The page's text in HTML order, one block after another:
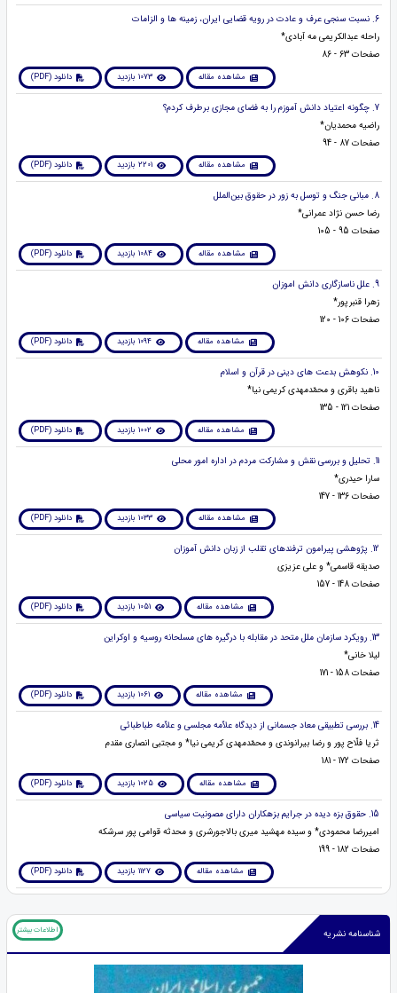
6. نسبت سنجی عرف و عادت در رویه قضایی ایران، زمینه ها و الزامات
راحله عبدالکریمی مه آبادی*
صفحات 63 - 86
مشاهده مقاله 1073 بازدید دانلود (PDF)
7. چگونه اعتیاد دانش آموزم را به فضای مجازی برطرف کردم؟
راضیه محمدیان*
صفحات 87 - 94
مشاهده مقاله 2201 بازدید دانلود (PDF)
8. مبانی جنگ و توسل به زور در حقوق بین‌الملل
رضا حسن نژاد عمرانی*
صفحات 95 - 105
مشاهده مقاله 1084 بازدید دانلود (PDF)
9. علل ناسازگاری دانش اموزان
زهرا قنبرپور*
صفحات 106 - 120
مشاهده مقاله 1094 بازدید دانلود (PDF)
10. نکوهش بدعت های دینی در قرآن و اسلام
ناهید باقری و محمّدمهدی کریمی نیا*
صفحات 121 - 135
مشاهده مقاله 1002 بازدید دانلود (PDF)
11. تحلیل و بررسی نقش و مشارکت مردم در اداره امور محلی
سارا حیدری*
صفحات 136 - 147
مشاهده مقاله 1033 بازدید دانلود (PDF)
12. پژوهشی پیرامون ترفندهای تقلب از زبان دانش آموزان
صدیقه قاسمی* و علی عزیزی
صفحات 148 - 157
مشاهده مقاله 1051 بازدید دانلود (PDF)
13. رویکرد سازمان ملل متحد در مقابله با درگیره های مسلحانه روسیه و اوکراین
لیلا خانی*
صفحات 158 - 171
مشاهده مقاله 1061 بازدید دانلود (PDF)
14. بررسی تطبیقی معاد جسمانی از دیدگاه علاّمه مجلسی و علاّمه طباطبائی
ثریا فلّاح پور و رضا بیرانوندی و محمّدمهدی کریمی نیا* و مجتبی انصاری مقدم
صفحات 172 - 181
مشاهده مقاله 1025 بازدید دانلود (PDF)
15. حقوق بزه دیده در جرایم بزهکاران دارای مصونیت سیاسی
امیررضا محمودی* و سیده مهشید میری بالاجورشری و محدثه قوامی پور سرشکه
صفحات 182 - 199
مشاهده مقاله 1127 بازدید دانلود (PDF)
شناسنامه نشریه اطلاعات بیشتر